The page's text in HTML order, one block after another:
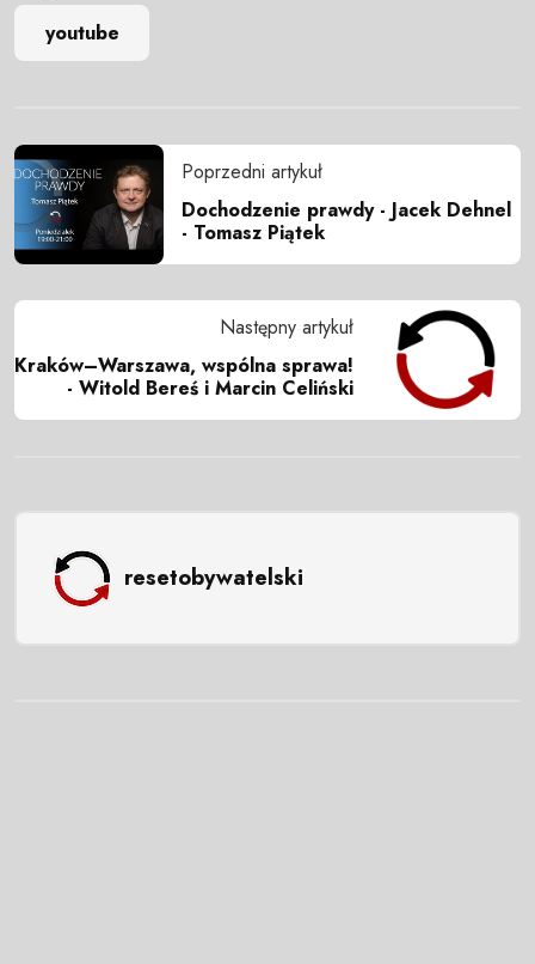
youtube
Poprzedni artykuł
Dochodzenie prawdy - Jacek Dehnel
- Tomasz Piątek
Następny artykuł
Kraków–Warszawa, wspólna sprawa!
- Witold Bereś i Marcin Celiński
resetobywatelski